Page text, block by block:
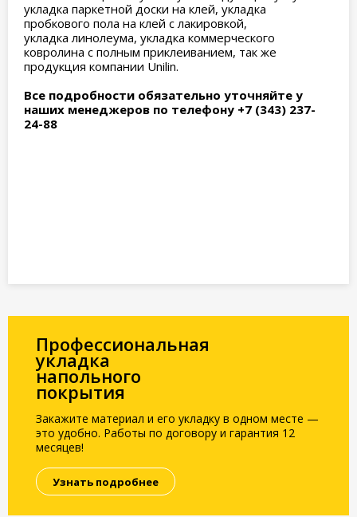
укладка паркетной доски на клей, укладка
пробкового пола на клей с лакировкой,
укладка линолеума, укладка коммерческого
ковролина с полным приклеиванием, так же
продукция компании Unilin.
Все подробности обязательно уточняйте у
наших менеджеров по телефону +7 (343) 237-
24-88
Профессиональная
укладка
напольного
покрытия
Закажите материал и его укладку в одном месте —
это удобно. Работы по договору и гарантия 12
месяцев!
Узнать подробнее